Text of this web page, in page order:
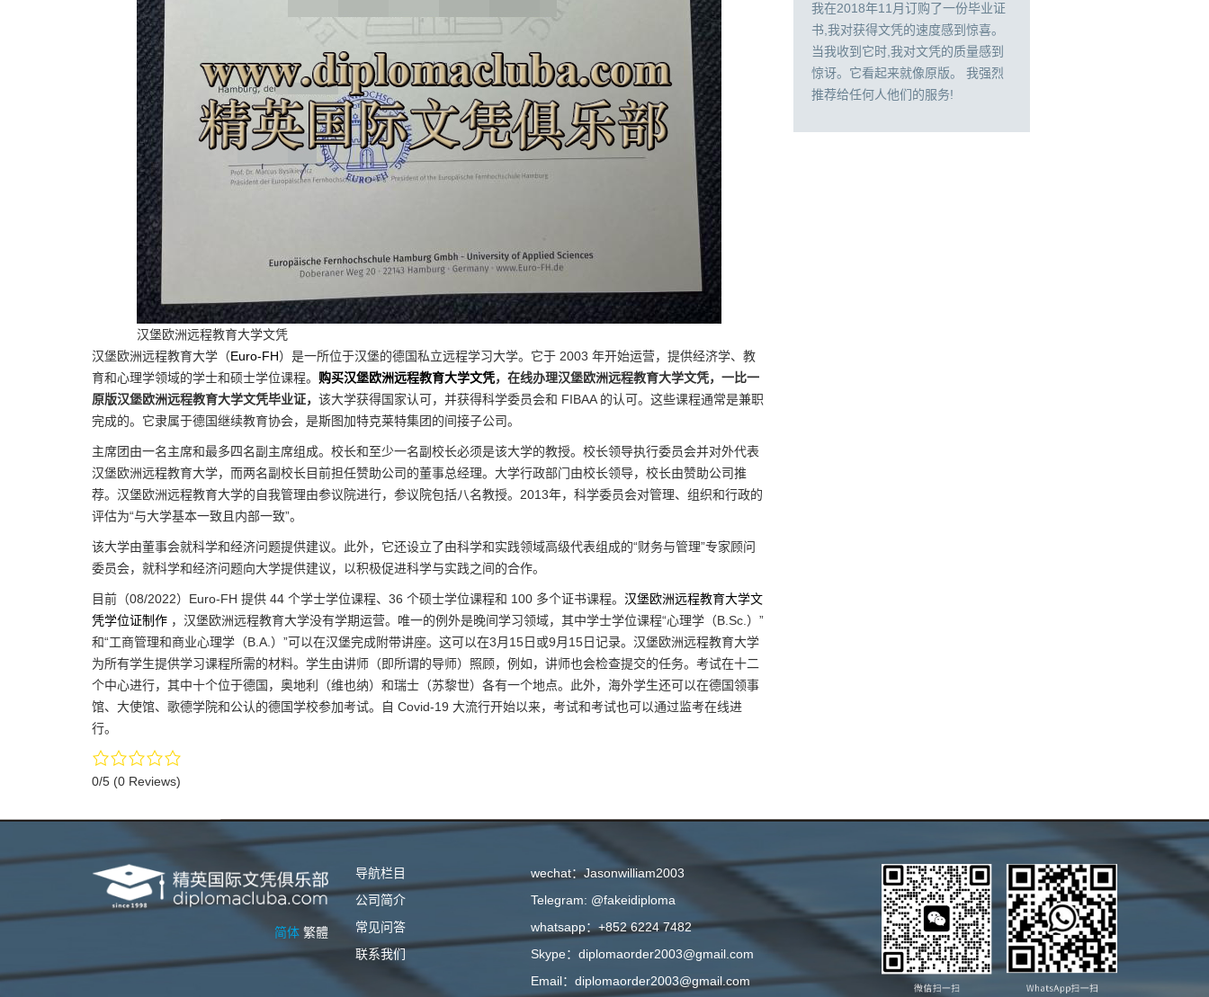
汉堡欧洲远程教育大学文凭
汉堡欧洲远程教育大学（Euro-FH）是一所位于汉堡的德国私立远程学习大学。它于 2003 年开始运营，提供经济学、教
育和心理学领域的学士和硕士学位课程。 购买汉堡欧洲远程教育大学文凭，在线办理汉堡欧洲远程教育大学文凭，一比一
原版汉堡欧洲远程教育大学文凭毕业证， 该大学获得国家认可，并获得科学委员会和 FIBA​​A 的认可。这些课程通常是兼职
完成的。它隶属于德国继续教育协会，是斯图加特克莱特集团的间接子公司。
主席团由一名主席和最多四名副主席组成。校长和至少一名副校长必须是该大学的教授。校长领导执行委员会并对外代表
汉堡欧洲远程教育大学，而两名副校长目前担任赞助公司的董事总经理。大学行政部门由校长领导，校长由赞助公司推
荐。汉堡欧洲远程教育大学的自我管理由参议院进行，参议院包括八名教授。2013年，科学委员会对管理、组织和行政的
评估为“与大学基本一致且内部一致”。
该大学由董事会就科学和经济问题提供建议。此外，它还设立了由科学和实践领域高级代表组成的“财务与管理”专家顾问
委员会，就科学和经济问题向大学提供建议，以积极促进科学与实践之间的合作。
目前（08/2022）Euro-FH 提供 44 个学士学位课程、36 个硕士学位课程和 100 多个证书课程。 汉堡欧洲远程教育大学文
凭学位证制作 ，汉堡欧洲远程教育大学没有学期运营。唯一的例外是晚间学习领域，其中学士学位课程“心理学（B.Sc.）”
和“工商管理和商业心理学（B.A.）”可以在汉堡完成附带讲座。这可以在3月15日或9月15日记录。汉堡欧洲远程教育大学
为所有学生提供学习课程所需的材料。学生由讲师（即所谓的导师）照顾，例如，讲师也会检查提交的任务。考试在十二
个中心进行，其中十个位于德国，奥地利（维也纳）和瑞士（苏黎世）各有一个地点。此外，海外学生还可以在德国领事
馆、大使馆、歌德学院和公认的德国学校参加考试。自 Covid-19 大流行开始以来，考试和考试也可以通过监考在线进
行。
0/5 (0 Reviews)
我在2018年11月订购了一份毕业证
书,我对获得文凭的速度感到惊喜。
当我收到它时,我对文凭的质量感到
惊讶。它看起来就像原版。 我强烈
推荐给任何人他们的服务!
简体 繁體
导航栏目
公司简介
常见问答
联系我们
wechat：Jasonwilliam2003
Telegram: @fakeidiploma
whatsapp：+852 6224 7482
Skype：diplomaorder2003@gmail.com
Email：diplomaorder2003@gmail.com